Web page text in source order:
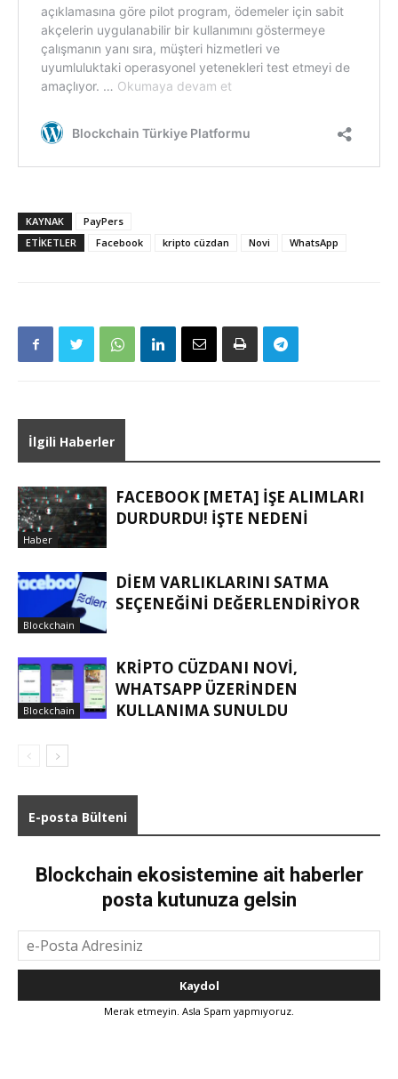
KAYNAK
PayPers
ETIKETLER
Facebook kripto cüzdan Novi WhatsApp
İlgili Haberler
Haber
FACEBOOK [META] IŞE ALIMLARI
DURDURDU! İŞTE NEDENI
Blockchain
DIEM VARLIKLARINI SATMA
SEÇENEĞINI DEĞERLENDIRIYOR
Blockchain
KRIPTO CÜZDANI NOVI,
WHATSAPP ÜZERINDEN
KULLANIMA SUNULDU
E-posta Bülteni
Blockchain ekosistemine ait haberler
posta kutunuza gelsin
Merak etmeyin. Asla Spam yapmıyoruz.